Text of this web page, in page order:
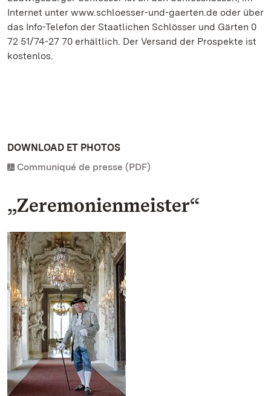
Internet unter www.schloesser-und-gaerten.de oder über
das Info-Telefon der Staatlichen Schlösser und Gärten 0
72 51/74-27 70 erhältlich. Der Versand der Prospekte ist
kostenlos.
DOWNLOAD ET PHOTOS
Communiqué de presse (PDF)
„Zeremonienmeister“